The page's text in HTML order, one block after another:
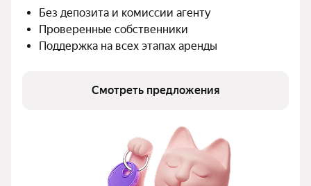
Без депозита и комиссии агенту
Проверенные собственники
Поддержка на всех этапах аренды
Смотреть предложения